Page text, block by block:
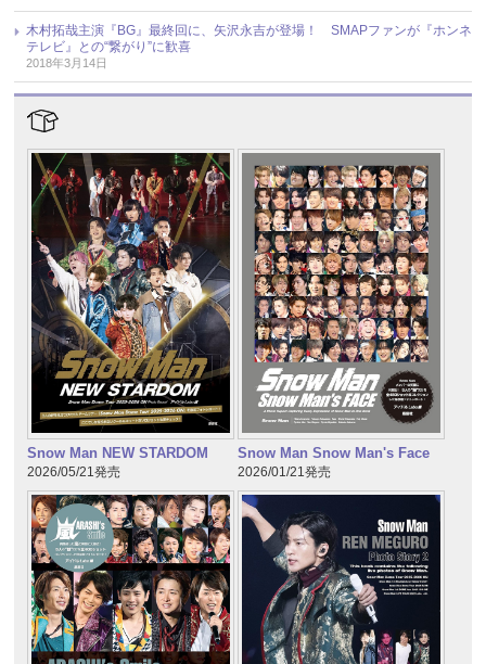
木村拓哉主演『BG』最終回に、矢沢永吉が登場！ SMAPファンが『ホンネ
テレビ』との“繋がり”に歓喜
2018年3月14日
Snow Man NEW STARDOM
2026/05/21発売
Snow Man Snow Man's Face
2026/01/21発売